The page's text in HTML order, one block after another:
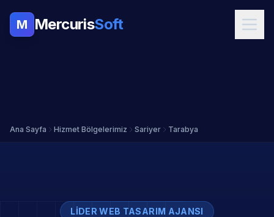
M MercurisSoft
Ana Sayfa Hizmet Bölgelerimiz Sariyer Tarabya
LIDER WEB TASARIM AJANSI